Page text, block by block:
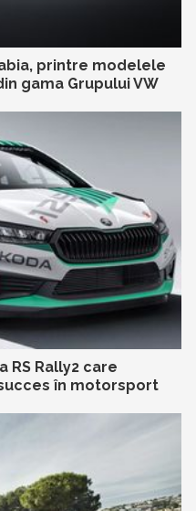
printre modelele
gama Grupului VW
RS Rally2 care
în motorsport